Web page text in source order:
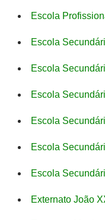
Escola
Escola
Escola
Escola
Escola
Escola
Escola
Externato João